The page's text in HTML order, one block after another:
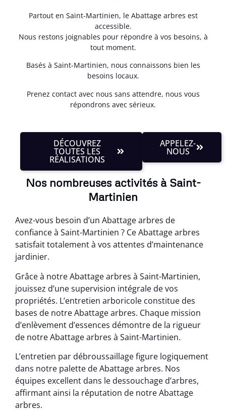
Partout en Saint-Martinien, le Abattage arbres est
accessible.
Nous restons joignables pour répondre à vos besoins, à
tout moment.
Basés à Saint-Martinien, nous connaissons bien les
besoins locaux.
Prenez contact avec nous sans attendre, nous vous
répondrons avec sérieux.
DÉCOUVREZ
TOUTES LES
RÉALISATIONS
APPELEZ-
NOUS
Nos nombreuses activités à Saint-
Martinien
Avez-vous besoin d’un Abattage arbres de
confiance à Saint-Martinien ? Ce Abattage arbres
satisfait totalement à vos attentes d’maintenance
jardinier.
Grâce à notre Abattage arbres à Saint-Martinien,
jouissez d’une supervision intégrale de vos
propriétés. L’entretien arboricole constitue des
bases de notre Abattage arbres. Chaque mission
d’enlèvement d’essences démontre de la rigueur
de notre Abattage arbres à Saint-Martinien.
L’entretien par débroussaillage figure logiquement
dans notre palette de Abattage arbres. Nos
équipes excellent dans le dessouchage d’arbres,
affirmant ainsi la réputation de notre Abattage
arbres.